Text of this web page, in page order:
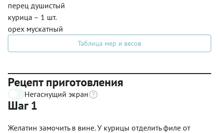
перец душистый
курица – 1 шт.
орех мускатный
Таблица мер и весов
Рецепт приготовления
Негаснущий экран
Шаг 1
Желатин замочить в вине. У курицы отделить филе от